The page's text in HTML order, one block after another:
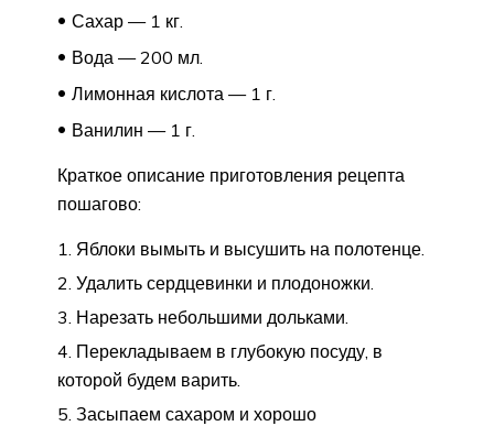
Сахар — 1 кг.
Вода — 200 мл.
Лимонная кислота — 1 г.
Ванилин — 1 г.
Краткое описание приготовления рецепта
пошагово:
Яблоки вымыть и высушить на полотенце.
Удалить сердцевинки и плодоножки.
Нарезать небольшими дольками.
Перекладываем в глубокую посуду, в
которой будем варить.
Засыпаем сахаром и хорошо